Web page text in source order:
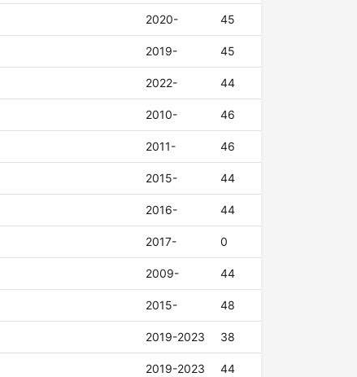
2020- 45
2019- 45
2022- 44
2010- 46
2011- 46
2015- 44
2016- 44
2017- 0
2009- 44
2015- 48
2019-2023 38
2019-2023 44